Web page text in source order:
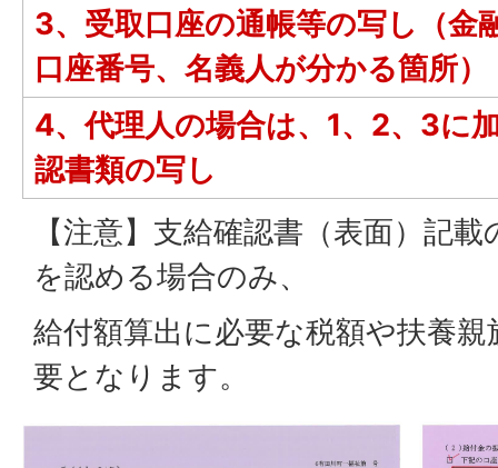
3、受取口座の通帳等の写し（金
口座番号、名義人が分かる箇所）
4、代理人の場合は、1、2、3に
認書類の写し
【注意】支給確認書（表面）記
を認める場合のみ、
給付額算出に必要な税額や扶養
要となります。